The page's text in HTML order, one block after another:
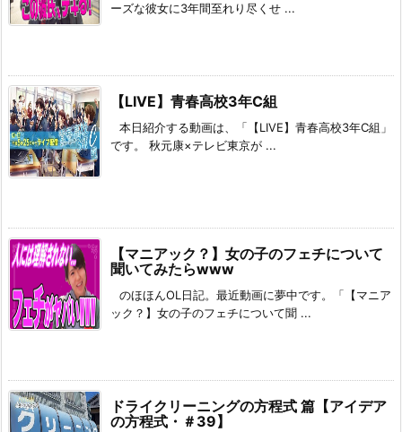
ーズな彼女に3年間至れり尽くせ ...
【LIVE】青春高校3年C組
本日紹介する動画は、「【LIVE】青春高校3年C組」
です。 秋元康×テレビ東京が ...
【マニアック？】女の子のフェチについて
聞いてみたらwww
のほほんOL日記。最近動画に夢中です。「【マニア
ック？】女の子のフェチについて聞 ...
ドライクリーニングの方程式 篇【アイデア
の方程式・＃39】